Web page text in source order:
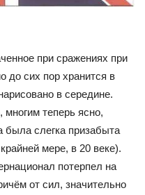
при сражениях при
до сих пор хранится в
в середине.
теперь ясно,
была слегка призабыта
мере, в 20 веке).
потерпел на
от сил, значительно